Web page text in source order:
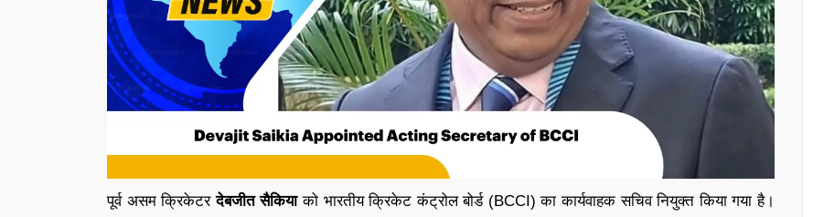
पूर्व असम क्रिकेटरदेबजीत सैकियाको भारतीय क्रिकेट कंट्रोल बोर्ड (BCCI) का कार्यवाहक सचिव नियुक्त किया गया है।